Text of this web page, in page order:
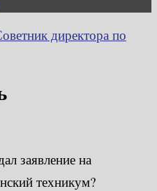
директора по
заявление на
техникум?